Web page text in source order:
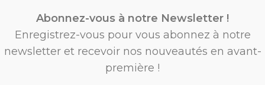
Abonnez-vous à notre Newsletter !
Enregistrez-vous pour vous abonnez à notre
newsletter et recevoir nos nouveautés en avant-
première !